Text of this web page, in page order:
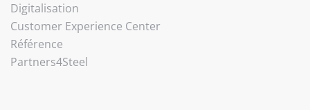
Digitalisation
Customer Experience Center
Référence
Partners4Steel